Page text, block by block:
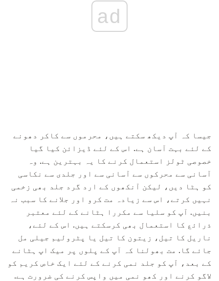
ad
جیسا کہ آپ دیکھ سکتے ہیں، محرموں سے کاکر دھونے
کے لئے بہت آسان ہے. اس کے لئے ڈیزائن کیا گیا
خصوصی ٹولز استعمال کرنے کا یہ بہترین ہے. وہ
آسانی سے محرکوں سے آسانی سے اور جلدی سے نکاسی
کو ہٹا دیں، لیکن آنکھوں کے ارد گرد جلد بھی زخمی
نہیں کرتے، اس سے زیادہ مت کرو اور جلانے کا سبب نہ
بنیں. آپ کو سلیا سے مکررا ہٹانے کے لئے معتبر
ذرائع کا استعمال بھی کرسکتے ہیں. اس کے لئے،
ناریل کا تیل، زیتون کا تیل یا پٹرولیم جیلی مل
جائے گا. مت بھولنا کہ آپ کے پلوں پر میک اپ ہٹانے
کے بعد، آپ کو جلد نمی کرنے کے لئے ایک خاص کریم کو
لاگو کرنے اور کھو نمی میں واپس کرنے کی ضرورت ہے.